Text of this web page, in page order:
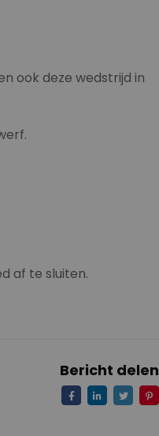
ook deze wedstrijd in
af te sluiten.
Bericht delen